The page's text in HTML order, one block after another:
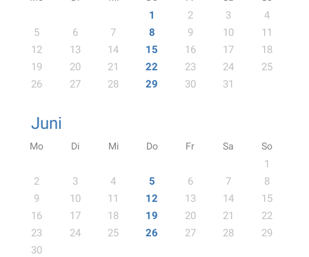
1 2 3
4
5
6 7 8 9 10
11
12
13 14 15 16 17
18
19
20 21 22 23 24
25
26
27 28 29 30 31
Juni
Mo Di Mi Do Fr Sa So
1
2
3 4 5 6 7
8
9
10 11 12 13 14
15
16
17 18 19 20 21
22
23
24 25 26 27 28
29
30